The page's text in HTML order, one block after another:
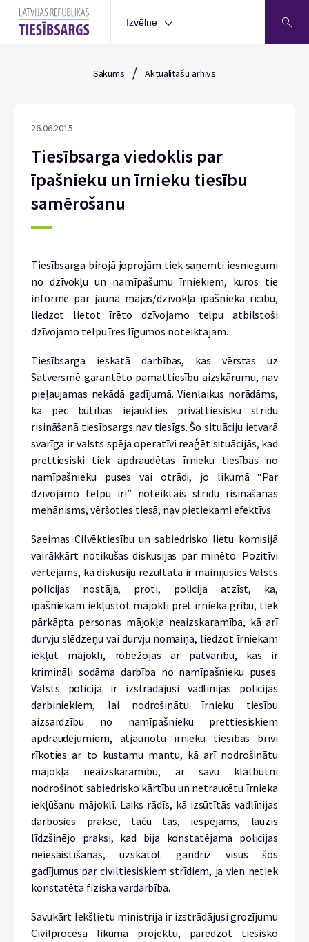
Izvēlne
Sākums / Aktualitāšu arhīvs
26.06.2015.
Tiesībsarga viedoklis par
īpašnieku un īrnieku tiesību
samērošanu
Tiesībsarga birojā joprojām tiek saņemti iesniegumi
no dzīvokļu un namīpašumu īrniekiem, kuros tie
informē par jaunā mājas/dzīvokļa īpašnieka rīcību,
liedzot lietot īrēto dzīvojamo telpu atbilstoši
dzīvojamo telpu īres līgumos noteiktajam.
Tiesībsarga ieskatā darbības, kas vērstas uz
Satversmē garantēto pamattiesību aizskārumu, nav
pieļaujamas nekādā gadījumā. Vienlaikus norādāms,
ka pēc būtības iejaukties privāttiesisku strīdu
risināšanā tiesībsargs nav tiesīgs. Šo situāciju ietvarā
svarīga ir valsts spēja operatīvi reaģēt situācijās, kad
prettiesiski tiek apdraudētas īrnieku tiesības no
namīpašnieku puses vai otrādi, jo likumā “Par
dzīvojamo telpu īri” noteiktais strīdu risināšanas
mehānisms, vēršoties tiesā, nav pietiekami efektīvs.
Saeimas Cilvēktiesību un sabiedrisko lietu komisijā
vairākkārt notikušas diskusijas par minēto. Pozitīvi
vērtējams, ka diskusiju rezultātā ir mainījusies Valsts
policijas nostāja, proti, policija atzīst, ka,
īpašniekam iekļūstot mājoklī pret īrnieka gribu, tiek
pārkāpta personas mājokļa neaizskaramība, kā arī
durvju slēdzeņu vai durvju nomaiņa, liedzot īrniekam
iekļūt mājoklī, robežojas ar patvarību, kas ir
krimināli sodāma darbība no namīpašnieku puses.
Valsts policija ir izstrādājusi vadlīnijas policijas
darbiniekiem, lai nodrošinātu īrnieku tiesību
aizsardzību no namīpašnieku prettiesiskiem
apdraudējumiem, atjaunotu īrnieku tiesības brīvi
rīkoties ar to kustamu mantu, kā arī nodrošinātu
mājokļa neaizskaramību, ar savu klātbūtni
nodrošinot sabiedrisko kārtību un netraucētu īrnieka
iekļūšanu mājoklī. Laiks rādīs, kā izsūtītās vadlīnijas
darbosies praksē, taču tas, iespējams, lauzīs
līdzšinējo praksi, kad bija konstatējama policijas
neiesaistīšanās, uzskatot gandrīz visus šos
gadījumus par civiltiesiskiem strīdiem, ja vien netiek
konstatēta fiziska vardarbība.
Savukārt Iekšlietu ministrija ir izstrādājusi grozījumu
Civilprocesa likumā projektu, paredzot tiesisko